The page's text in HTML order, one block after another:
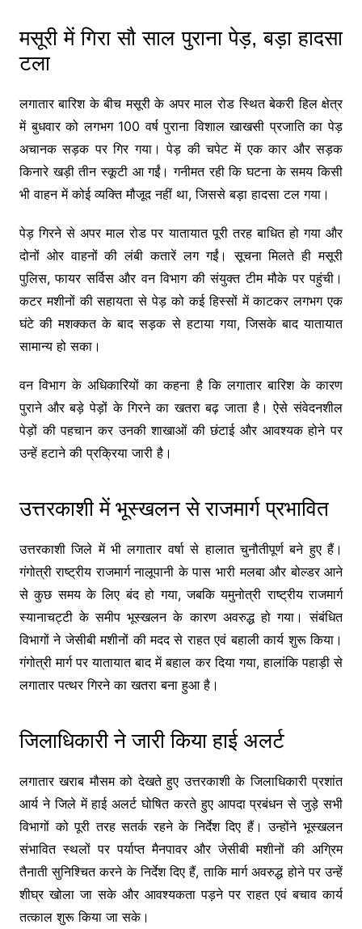
मसूरी में गिरा सौ साल पुराना पेड़, बड़ा हादसा
टला
लगातार बारिश के बीच मसूरी के अपर माल रोड स्थित बेकरी हिल क्षेत्र
में बुधवार को लगभग 100 वर्ष पुराना विशाल खाखसी प्रजाति का पेड़
अचानक सड़क पर गिर गया। पेड़ की चपेट में एक कार और सड़क
किनारे खड़ी तीन स्कूटी आ गईं। गनीमत रही कि घटना के समय किसी
भी वाहन में कोई व्यक्ति मौजूद नहीं था, जिससे बड़ा हादसा टल गया।
पेड़ गिरने से अपर माल रोड पर यातायात पूरी तरह बाधित हो गया और
दोनों ओर वाहनों की लंबी कतारें लग गईं। सूचना मिलते ही मसूरी
पुलिस, फायर सर्विस और वन विभाग की संयुक्त टीम मौके पर पहुंची।
कटर मशीनों की सहायता से पेड़ को कई हिस्सों में काटकर लगभग एक
घंटे की मशक्कत के बाद सड़क से हटाया गया, जिसके बाद यातायात
सामान्य हो सका।
वन विभाग के अधिकारियों का कहना है कि लगातार बारिश के कारण
पुराने और बड़े पेड़ों के गिरने का खतरा बढ़ जाता है। ऐसे संवेदनशील
पेड़ों की पहचान कर उनकी शाखाओं की छंटाई और आवश्यक होने पर
उन्हें हटाने की प्रक्रिया जारी है।
उत्तरकाशी में भूस्खलन से राजमार्ग प्रभावित
उत्तरकाशी जिले में भी लगातार वर्षा से हालात चुनौतीपूर्ण बने हुए हैं।
गंगोत्री राष्ट्रीय राजमार्ग नालूपानी के पास भारी मलबा और बोल्डर आने
से कुछ समय के लिए बंद हो गया, जबकि यमुनोत्री राष्ट्रीय राजमार्ग
स्यानाचट्टी के समीप भूस्खलन के कारण अवरुद्ध हो गया। संबंधित
विभागों ने जेसीबी मशीनों की मदद से राहत एवं बहाली कार्य शुरू किया।
गंगोत्री मार्ग पर यातायात बाद में बहाल कर दिया गया, हालांकि पहाड़ी से
लगातार पत्थर गिरने का खतरा बना हुआ है।
जिलाधिकारी ने जारी किया हाई अलर्ट
लगातार खराब मौसम को देखते हुए उत्तरकाशी के जिलाधिकारी प्रशांत
आर्य ने जिले में हाई अलर्ट घोषित करते हुए आपदा प्रबंधन से जुड़े सभी
विभागों को पूरी तरह सतर्क रहने के निर्देश दिए हैं। उन्होंने भूस्खलन
संभावित स्थलों पर पर्याप्त मैनपावर और जेसीबी मशीनों की अग्रिम
तैनाती सुनिश्चित करने के निर्देश दिए हैं, ताकि मार्ग अवरुद्ध होने पर उन्हें
शीघ्र खोला जा सके और आवश्यकता पड़ने पर राहत एवं बचाव कार्य
तत्काल शुरू किया जा सके।